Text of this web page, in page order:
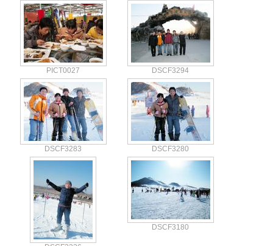
PICT0027 DSCF3294
DSCF3283 DSCF3280
DSCF3180